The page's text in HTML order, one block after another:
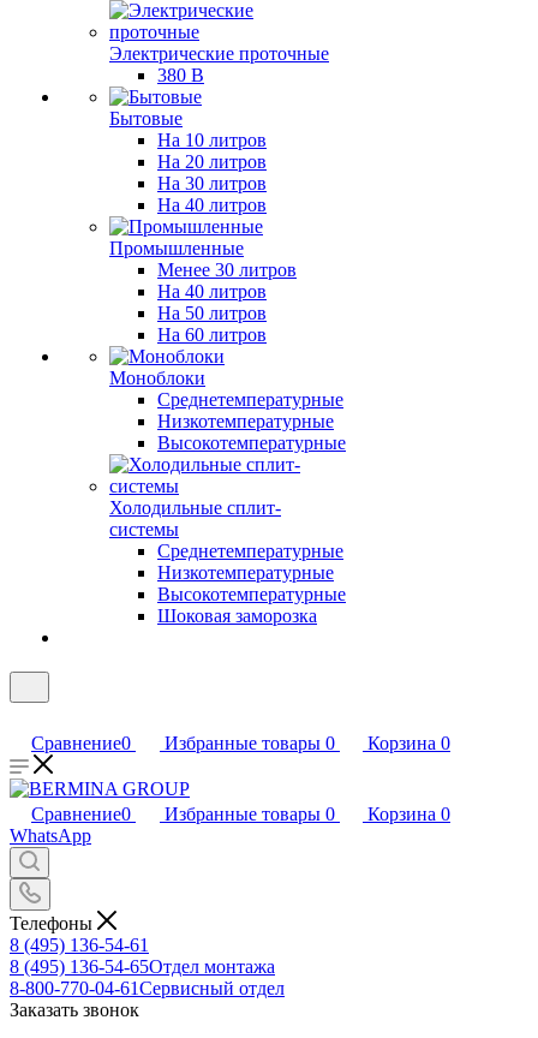
Электрические проточные
380 В
Бытовые
На 10 литров
На 20 литров
На 30 литров
На 40 литров
Промышленные
Менее 30 литров
На 40 литров
На 50 литров
На 60 литров
Моноблоки
Среднетемпературные
Низкотемпературные
Высокотемпературные
Холодильные сплит-
системы
Среднетемпературные
Низкотемпературные
Высокотемпературные
Шоковая заморозка
Сравнение0 Избранные товары 0 Корзина 0
Сравнение0 Избранные товары 0 Корзина 0
WhatsApp
Телефоны
8 (495) 136-54-61
8 (495) 136-54-65Отдел монтажа
8-800-770-04-61Сервисный отдел
Заказать звонок